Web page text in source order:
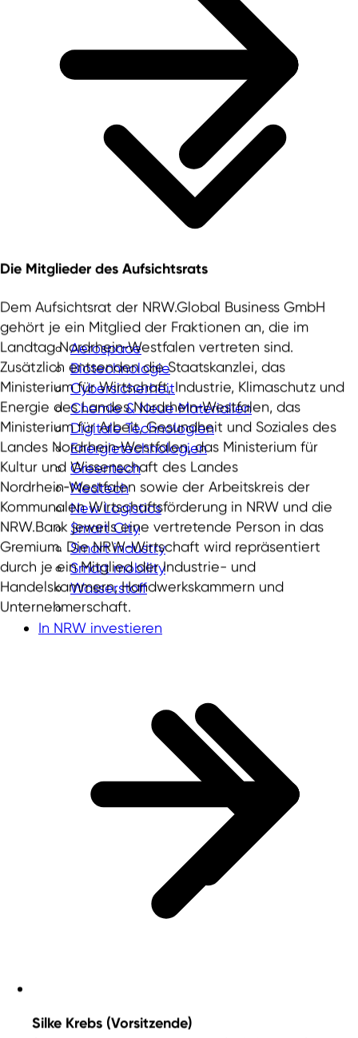
Aerospace
Biotechnologie
Cybersicherheit
Chemie & Neue Materialien
Digitale Technologien
Energietechnologien
Greentech
Medtech
New Logistics
Smart City
Smart industry
Smart mobility
Wasserstoff
In NRW investieren
Die Mitglieder des Aufsichtsrats
Dem Aufsichtsrat der NRW.Global Business GmbH
gehört je ein Mitglied der Fraktionen an, die im
Landtag Nordrhein‑Westfalen vertreten sind.
Zusätzlich entsenden die Staatskanzlei, das
Ministerium für Wirtschaft, Industrie, Klimaschutz und
Energie des Landes Nordrhein‑Westfalen, das
Ministerium für Arbeit, Gesundheit und Soziales des
Landes Nordrhein‑Westfalen, das Ministerium für
Kultur und Wissenschaft des Landes
Nordrhein‑Westfalen sowie der Arbeitskreis der
Kommunalen Wirtschaftsförderung in NRW und die
NRW.Bank jeweils eine vertretende Person in das
Gremium. Die NRW-Wirtschaft wird repräsentiert
durch je ein Mitglied der Industrie- und
Handelskammern, Handwerkskammern und
Unternehmerschaft.
Silke Krebs (Vorsitzende)